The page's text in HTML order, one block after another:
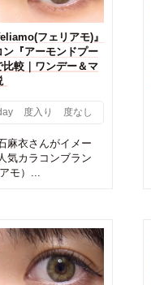
フェリアモ)』
『アーモンドプー
比較｜ワンデー＆マ
度入り 度なし
麻衣さんがイメー
気カラコンブラン
モ）...